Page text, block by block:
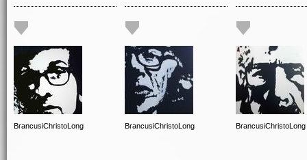
BrancusiChristoLong BrancusiChristoLong BrancusiChristoLong